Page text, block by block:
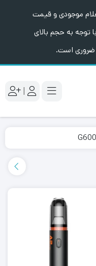
موجودی و قیمت
توجه به حجم بالای
ضروری است.
|